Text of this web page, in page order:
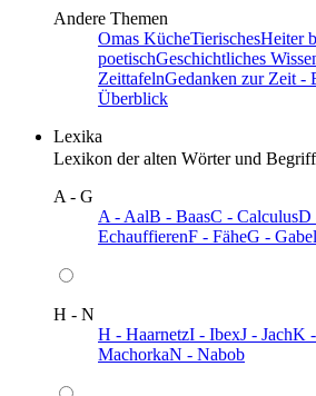
Andere Themen
Omas KücheTierischesHeiter
poetischGeschichtliches
ZeittafelnGedanken zur Zeit -
Überblick
Lexika
Lexikon der alten Wörter und
A - G
A - AalB - BaasC - CalculusD
EchauffierenF - FäheG -
H - N
H - HaarnetzI - IbexJ - JachK
MachorkaN - Nabob